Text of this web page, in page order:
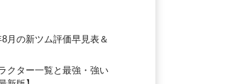
月の新ツム評価早見表＆
クター一覧と最強・強い